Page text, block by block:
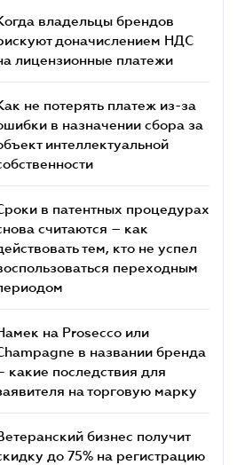
владельцы брендов
доначислением НДС
лицензионные платежи
не потерять платеж из-за
в назначении сбора за
интеллектуальной
в патентных процедурах
считаются – как
тем, кто не успел
переходным
на Prosecco или
в названии бренда
какие последствия для
на торговую марку
бизнес получит
до 75% на регистрацию